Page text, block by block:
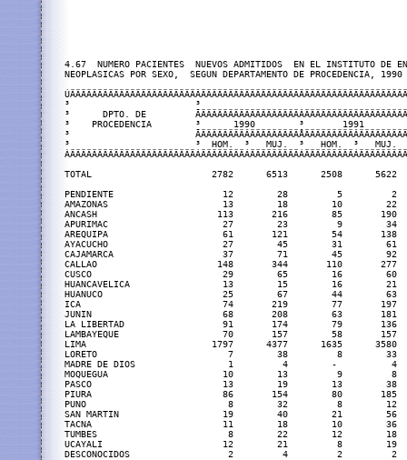
4.67  NUMERO PACIENTES  NUEVOS ADMITIDOS  EN EL INSTITUTO DE
NEOPLASICAS POR SEXO,
³                       ³
³      DPTO. DE
³    PROCEDENCIA        ³      1990        ³
³
³                       ³  HOM.  ³   MUJ.  ³   HOM.  ³   MUJ.  ³
TOTAL                      2782      6513      2508      5622
PENDIENTE                    12        28         5
AMAZONAS                     13        18        10
ANCASH                      113       216        85
APURIMAC                     27        23         9
AREQUIPA                     61       121        54
AYACUCHO                     27        45        31
CAJAMARCA                    37        71        45
CALLAO                      148       344       110
CUSCO                        29        65        16
HUANCAVELICA                 13        15        16
HUANUCO                      25        67        44
ICA                          74       219        77       197
JUNIN                        68       208        63       181
LA LIBERTAD                  91       174        79
LAMBAYEQUE                   70       157        58
LIMA                       1797      4377      1635      3580
LORETO                        7        38         8
MADRE DE DIOS                 1         4        -
MOQUEGUA                     10        13         9
PASCO                        13        19        13
PIURA                        86       154        80       185
PUNO                          8        32         8
SAN MARTIN                   19        40        21
TACNA                        11        18        10
TUMBES                        8        22        12
UCAYALI                      12        21         8
DESCONOCIDOS                  2         4         2